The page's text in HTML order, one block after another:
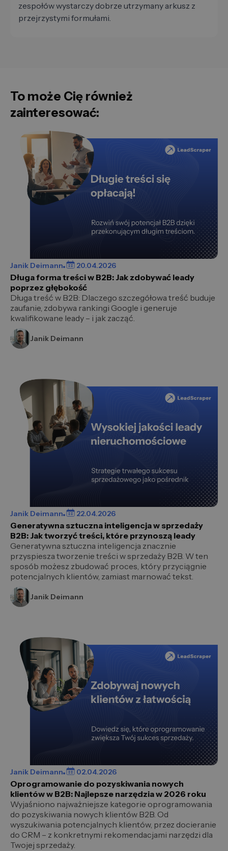
zespołów wystarczy dobrze utrzymany arkusz z
przejrzystymi formułami.
To może Cię również
zainteresować:
Janik Deimann 20.04.2026
Długa forma treści w B2B: Jak zdobywać leady
poprzez głębokość
Długa treść w B2B: Dlaczego szczegółowa treść buduje
zaufanie, zdobywa rankingi Google i generuje
kwalifikowane leady – i jak zacząć.
Janik Deimann
Janik Deimann 22.04.2026
Generatywna sztuczna inteligencja w sprzedaży
B2B: Jak tworzyć treści, które przynoszą leady
Generatywna sztuczna inteligencja znacznie
przyspiesza tworzenie treści w sprzedaży B2B. W ten
sposób możesz zbudować proces, który przyciągnie
potencjalnych klientów, zamiast marnować tekst.
Janik Deimann
Janik Deimann 02.04.2026
Oprogramowanie do pozyskiwania nowych
klientów w B2B: Najlepsze narzędzia w 2026 roku
Wyjaśniono najważniejsze kategorie oprogramowania
do pozyskiwania nowych klientów B2B. Od
wyszukiwania potencjalnych klientów, przez docieranie
do CRM – z konkretnymi rekomendacjami narzędzi dla
Twojej sprzedaży.